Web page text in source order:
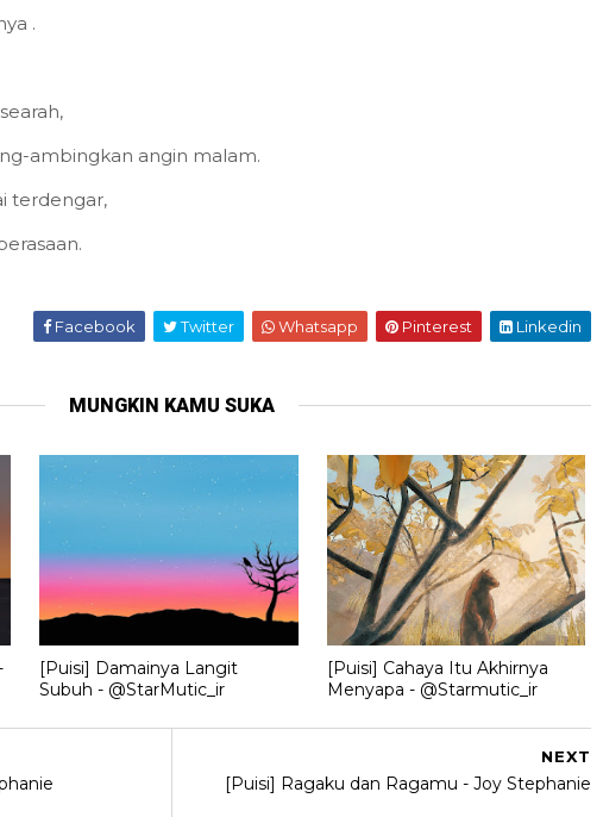
.
ambingkan angin malam.
terdengar,
Facebook Twitter Whatsapp Pinterest Linkedin
MUNGKIN KAMU SUKA
[Puisi] Damainya Langit
Subuh - @StarMutic_ir
[Puisi] Cahaya Itu Akhirnya
Menyapa - @Starmutic_ir
NEXT
[Puisi] Ragaku dan Ragamu - Joy Stephanie